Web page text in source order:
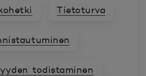
Tietoturva
todistaminen